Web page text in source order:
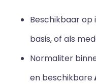
Beschikbaar op
basis, of als
Normaliter
en beschikbare